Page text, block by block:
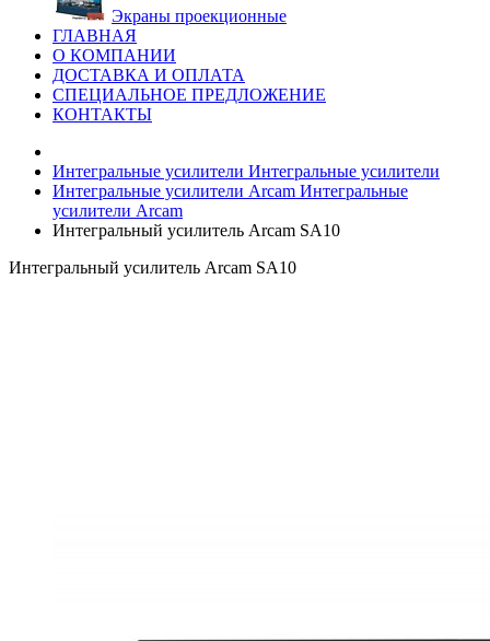
Экраны проекционные
ГЛАВНАЯ
О КОМПАНИИ
ДОСТАВКА И ОПЛАТА
СПЕЦИАЛЬНОЕ ПРЕДЛОЖЕНИЕ
КОНТАКТЫ
Интегральные усилители Интегральные усилители
Интегральные усилители Arcam Интегральные
усилители Arcam
Интегральный усилитель Arcam SA10
Интегральный усилитель Arcam SA10